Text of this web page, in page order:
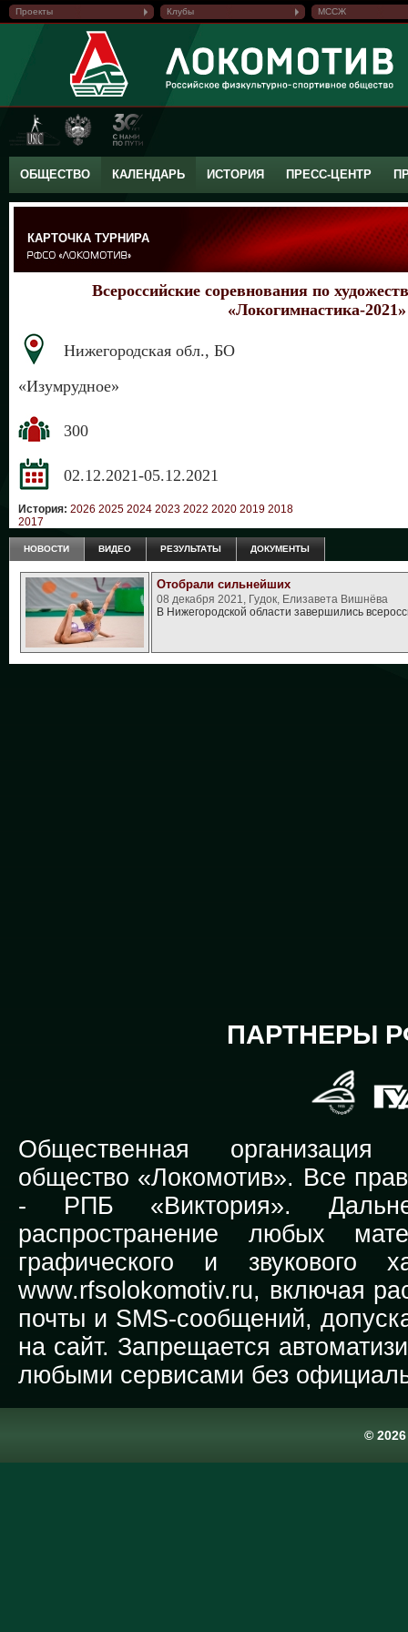
Проекты Клубы МССЖ
ОБЩЕСТВО КАЛЕНДАРЬ ИСТОРИЯ ПРЕСС-ЦЕНТР
КАРТОЧКА ТУРНИРА
Всероссийские соревнования по
«Локогимнастика-2021»
Нижегородская обл., БО
«Изумрудное»
300
02.12.2021-05.12.2021
История: 2026 2025 2024 2023 2022 2020 2019 2018
2017
НОВОСТИ ВИДЕО РЕЗУЛЬТАТЫ ДОКУМЕНТЫ
Отобрали сильнейших
08 декабря 2021, Гудок, Елизавета Вишнёва
В Нижегородской области завершились
ПАРТНЕРЫ
Общественная организация
общество «Локомотив». Все
- РПБ «Виктория».
распространение любых
графического и звукового
www.rfsolokomotiv.ru, включая
почты и SMS-сообщений,
на сайт. Запрещается
любыми сервисами без
©